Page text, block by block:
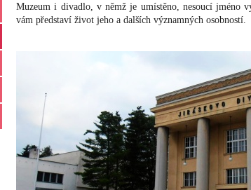
Muzeum i divadlo, v němž je umístěno, nesoucí jméno
vám představí život jeho a dalších významných osobností.